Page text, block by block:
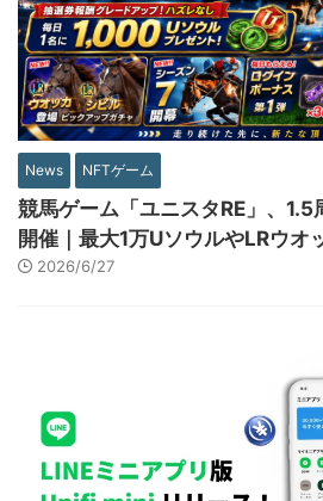
News NFTゲーム
競馬ゲーム「ユニスタRE」、
開催｜最大1万UソウルやLRウオ
2026/6/27